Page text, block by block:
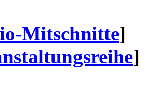
Mitschnitte]
]